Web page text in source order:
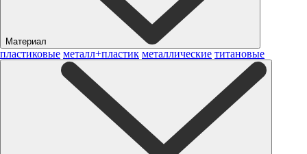
Материал
пластиковые металл+пластик металлические титановые